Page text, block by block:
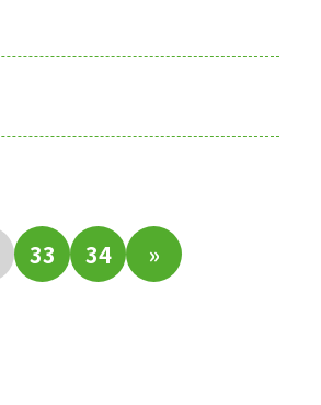
33 34 »